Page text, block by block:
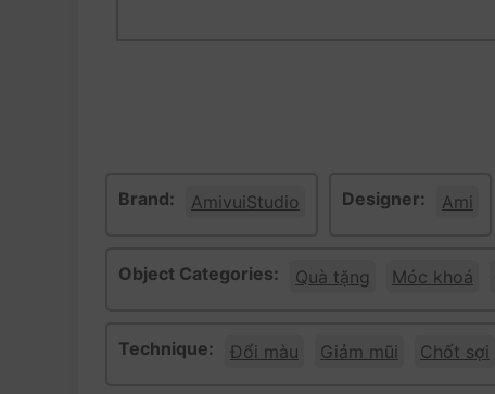
Brand: AmivuiStudio Designer: Ami
Object Categories: Quà tặng Móc khoá
Technique: Đổi màu Giảm mũi Chốt sợi